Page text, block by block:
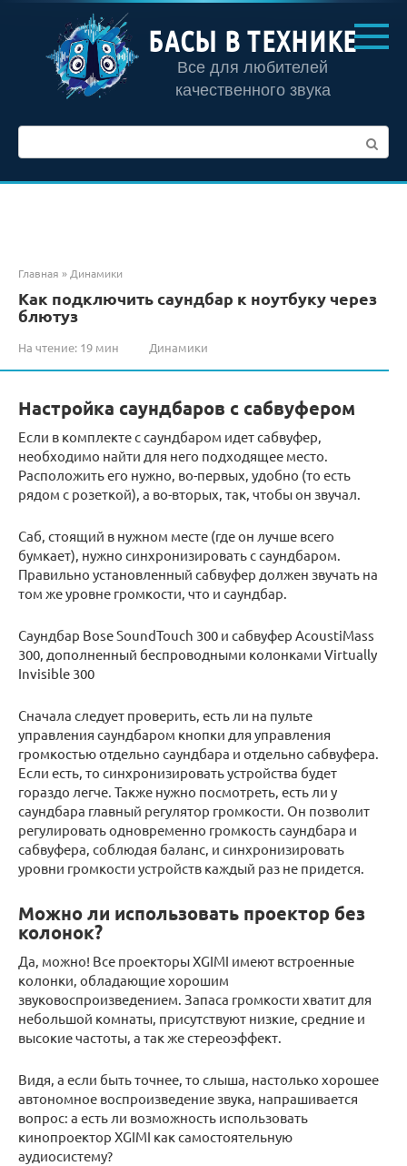
контенту
БАСЫ В ТЕХНИКЕ
Все для любителей
качественного звука
Главная »Динамики
Как подключить саундбар к ноутбуку через
блютуз
На чтение: 19 мин Динамики
Настройка саундбаров с сабвуфером
Если в комплекте с саундбаром идет сабвуфер,
необходимо найти для него подходящее место.
Расположить его нужно, во-первых, удобно (то есть
рядом с розеткой), а во-вторых, так, чтобы он звучал.
Саб, стоящий в нужном месте (где он лучше всего
бумкает), нужно синхронизировать с саундбаром.
Правильно установленный сабвуфер должен звучать на
том же уровне громкости, что и саундбар.
Саундбар Bose SoundTouch 300 и сабвуфер AcoustiMass
300, дополненный беспроводными колонками Virtually
Invisible 300
Сначала следует проверить, есть ли на пульте
управления саундбаром кнопки для управления
громкостью отдельно саундбара и отдельно сабвуфера.
Если есть, то синхронизировать устройства будет
гораздо легче. Также нужно посмотреть, есть ли у
саундбара главный регулятор громкости. Он позволит
регулировать одновременно громкость саундбара и
сабвуфера, соблюдая баланс, и синхронизировать
уровни громкости устройств каждый раз не придется.
Можно ли использовать проектор без
колонок?
Да, можно! Все проекторы XGIMI имеют встроенные
колонки, обладающие хорошим
звуковоспроизведением. Запаса громкости хватит для
небольшой комнаты, присутствуют низкие, средние и
высокие частоты, а так же стереоэффект.
Видя, а если быть точнее, то слыша, настолько хорошее
автономное воспроизведение звука, напрашивается
вопрос: а есть ли возможность использовать
кинопроектор XGIMI как самостоятельную
аудиосистему?